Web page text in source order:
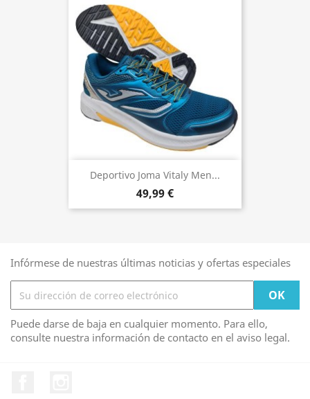
Deportivo Joma Vitaly Men...
49,99 €
Infórmese de nuestras últimas noticias y ofertas especiales
Puede darse de baja en cualquier momento. Para ello,
consulte nuestra información de contacto en el aviso legal.